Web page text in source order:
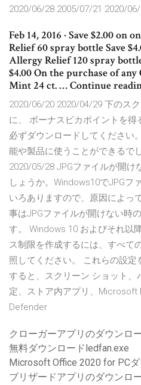
2020/06/28 2005/07/21 2020/
Feb 14, 2016 · Save $2.00 on
Relief 60 spray bottle Save
Allergy Relief 120 spray
$4.00 On the purchase of any
Mint 24 ct. … Continue
2020/06/20 2020/04/29 下のス
に、 ボーナスピカポイントを
必ずダウンロードしてください
能や製品に使うことができるで
2020/05/28 JPGファイルが開け
しょうか。Windows10でJPGフ
いろありますので、原因によっ
事はJPGファイルが開けない時
す。 Windows 10 およびそれ以
ス制限を作成するには、すべて
照してください。 これらの設定
すると、スクリーン ショット
定、ストア内アプリ、
Defender
クローガーアプリのダウンロ
無料ダウンロードledfan.exe
Microsoft Office 2020 for PC
ブリザードアプリのダウンロ